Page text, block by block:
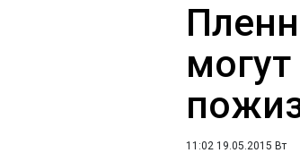
11:02 19.05.2015 Вт